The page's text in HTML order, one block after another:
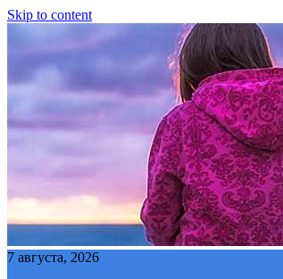
Skip to content
7 августа, 2026